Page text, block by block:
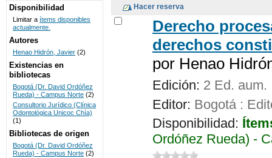
BIBLIOTECAS
UNICOC
Derecho
derechos
por Henao
Edición: 2 Ed. aum.
Editor: Bogotá :
Disponibilidad:
Ordóñez Rueda) -
Disponibilidad
Limitar a ítems disponibles
actualmente.
Autores
Henao Hidrón, Javier (2)
Existencias en
bibliotecas
Bogotá (Dr. David Ordóñez
Rueda) - Campus Norte (2)
Consultorio Jurídico (Clínica
Odontológica Unicoc Chía)
(1)
Bibliotecas de origen
Bogotá (Dr. David Ordóñez
Rueda) - Campus Norte (2)